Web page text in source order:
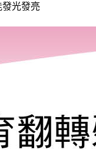
發光發亮